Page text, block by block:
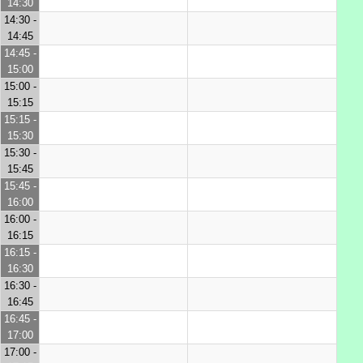
14:30
14:30 -
14:45
14:45 -
15:00
15:00 -
15:15
15:15 -
15:30
15:30 -
15:45
15:45 -
16:00
16:00 -
16:15
16:15 -
16:30
16:30 -
16:45
16:45 -
17:00
17:00 -